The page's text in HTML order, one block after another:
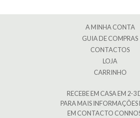
A MINHA CONTA
GUIA DE COMPRAS
CONTACTOS
LOJA
CARRINHO
RECEBE EM CASA EM 2-3
PARA MAIS INFORMAÇÕES
EM CONTACTO